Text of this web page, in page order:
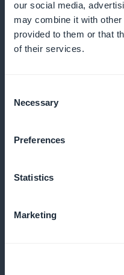
our social media,
may combine it with
provided to them or that
of their services.
Selection
Necessary
Preferences
Statistics
Marketing
Promotion visible
conseils de voyage
widgets attractifs sur